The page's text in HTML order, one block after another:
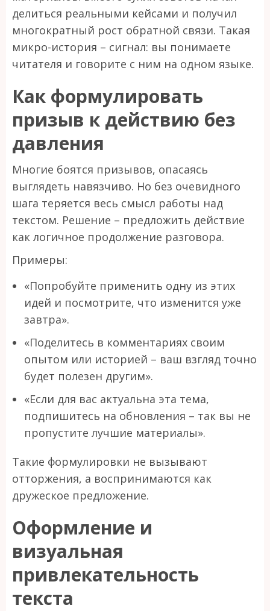
делиться реальными кейсами и получил
многократный рост обратной связи. Такая
микро-история – сигнал: вы понимаете
читателя и говорите с ним на одном языке.
Как формулировать
призыв к действию без
давления
Многие боятся призывов, опасаясь
выглядеть навязчиво. Но без очевидного
шага теряется весь смысл работы над
текстом. Решение – предложить действие
как логичное продолжение разговора.
Примеры:
«Попробуйте применить одну из этих
идей и посмотрите, что изменится уже
завтра».
«Поделитесь в комментариях своим
опытом или историей – ваш взгляд точно
будет полезен другим».
«Если для вас актуальна эта тема,
подпишитесь на обновления – так вы не
пропустите лучшие материалы».
Такие формулировки не вызывают
отторжения, а воспринимаются как
дружеское предложение.
Оформление и
визуальная
привлекательность
текста